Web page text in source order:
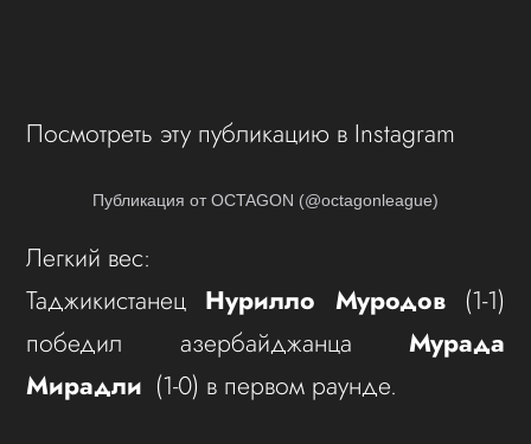
Посмотреть эту публикацию в Instagram
Публикация от OCTAGON (@octagonleague)
Легкий вес:
Таджикистанец Нурилло Муродов (1-1)
победил азербайджанца Мурада
Мирадли (1-0) в первом раунде.